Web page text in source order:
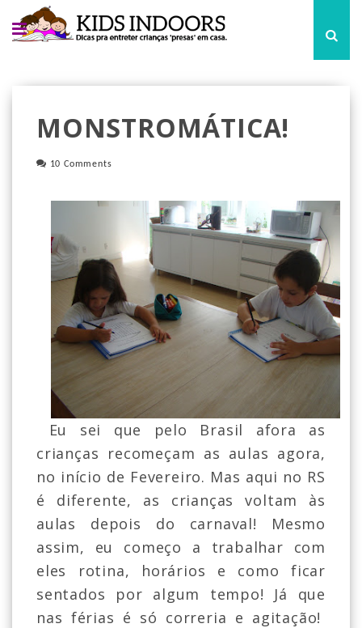
MONSTROMÁTICA!
10 Comments
Eu sei que pelo Brasil afora as
crianças recomeçam as aulas agora,
no início de Fevereiro. Mas aqui no RS
é diferente, as crianças voltam às
aulas depois do carnaval! Mesmo
assim, eu começo a trabalhar com
eles rotina, horários e como ficar
sentados por algum tempo! Já que
nas férias é só correria e agitação!